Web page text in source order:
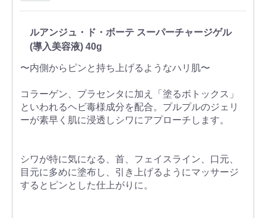
ルアンジュ・ド・ボーテ スーパーチャージゲル
(導入美容液) 40g
〜内側からピンと持ち上げるようなハリ肌〜
コラーゲン、プラセンタに加え「塗るボトックス」
といわれるヘビ毒様成分を配合。プルプルのジェリ
ーが素早く肌に浸透しシワにアプローチします。
シワが特に気になる、首、フェイスライン、口元、
目元に多めに塗布し、引き上げるようにマッサージ
するとピンとした仕上がりに。